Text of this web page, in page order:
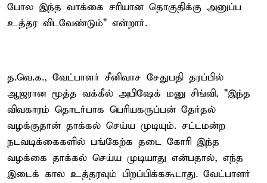
போல இந்த வாக்கை சரியான தொகுதிக்கு அனுப்ப
உத்தர விடவேண்டும்" என்றார்.
த.வெ.க., வேட்பாளர் சீனிவாச சேதுபதி தரப்பில்
ஆஜரான மூத்த வக்கீல் அபிஷேக் மனு சிங்வி, "இந்த
விவகாரம் தொடர்பாக பெரியகருப்பன் தேர்தல்
வழக்குதான் தாக்கல் செய்ய முடியும். சட்டமன்ற
நடவடிக்கைகளில் பங்கேற்க தடை கோரி இந்த
வழக்கை தாக்கல் செய்ய முடியாது என்பதால், எந்த
இடைக் கால உத்தரவும் பிறப்பிக்ககூடாது. வேட்பாளர்